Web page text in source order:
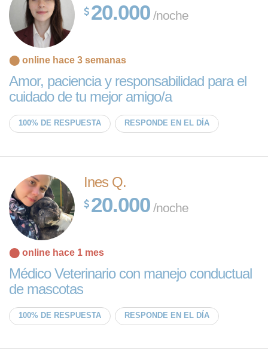
20.000 /noche
⬤ online hace 3 semanas
Amor, paciencia y responsabilidad para el
cuidado de tu mejor amigo/a
100% DE RESPUESTA RESPONDE EN EL DÍA
Ines Q.
20.000 /noche
⬤ online hace 1 mes
Médico Veterinario con manejo conductual
de mascotas
100% DE RESPUESTA RESPONDE EN EL DÍA